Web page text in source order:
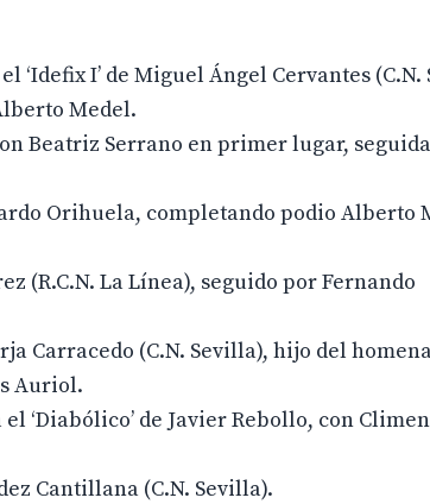
I’ de Miguel Ángel Cervantes (C.N.
Medel.
Beatriz Serrano en primer lugar,
Orihuela, completando podio Alberto
(R.C.N. La Línea), seguido por Fernando
Carracedo (C.N. Sevilla), hijo del
Auriol.
‘Diabólico’ de Javier Rebollo, con
Cantillana (C.N. Sevilla).